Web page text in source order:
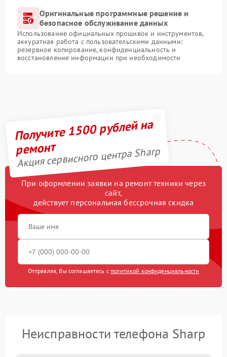
Оригинальные программные решение и
безопасное обслуживание данных
Использование официальных прошивок и инструментов,
аккуратная работа с пользовательскими данными:
резервное копирование, конфиденциальность и
восстановление информации при необходимости
Получите 1500 рублей на
ремонт
Акция сервисного центра Sharp
При оформлении заявки на ремонт техники через
сайт,
действует персональная бессрочная скидка
Отправляя, Вы соглашаетесь с политикой конфиденциальности
Неисправности телефона Sharp